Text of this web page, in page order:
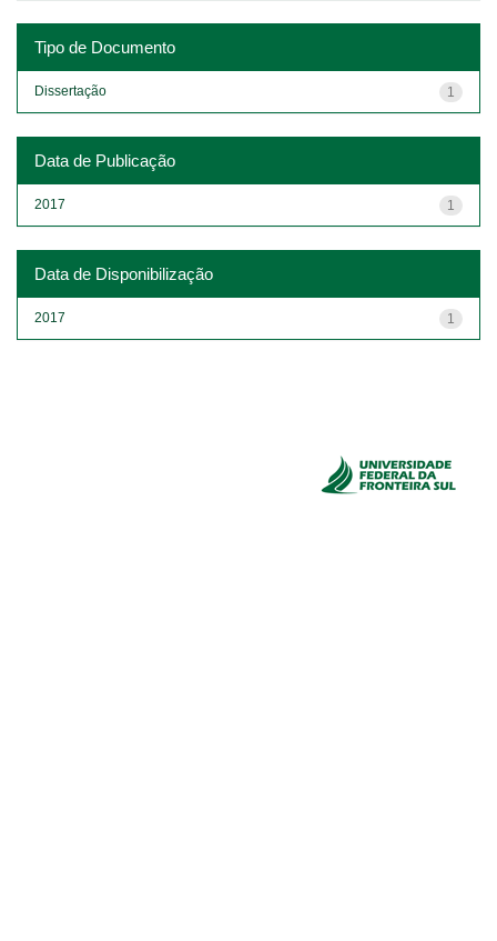
Tipo de Documento
1
Dissertação
Data de Publicação
1
2017
Data de Disponibilização
1
2017